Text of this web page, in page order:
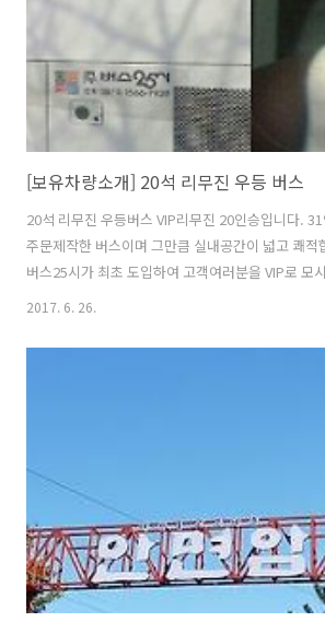
[보유차량소개] 20석 리무진 우등 버스
20석 리무진 우등버스 VIP리무진 20인승입니다.
주문제작한 버스이며 그만큼 실내공간이 넓고 쾌적
버스25시가 최초 도입하여 고객여러분을 VIP로 모
까지 탈수 있습니다. 전세,관광버스 대절,15,16인
7929 | 010-4309-0082 | 카카오톡 Yellow ID : @
2017. 6. 26.